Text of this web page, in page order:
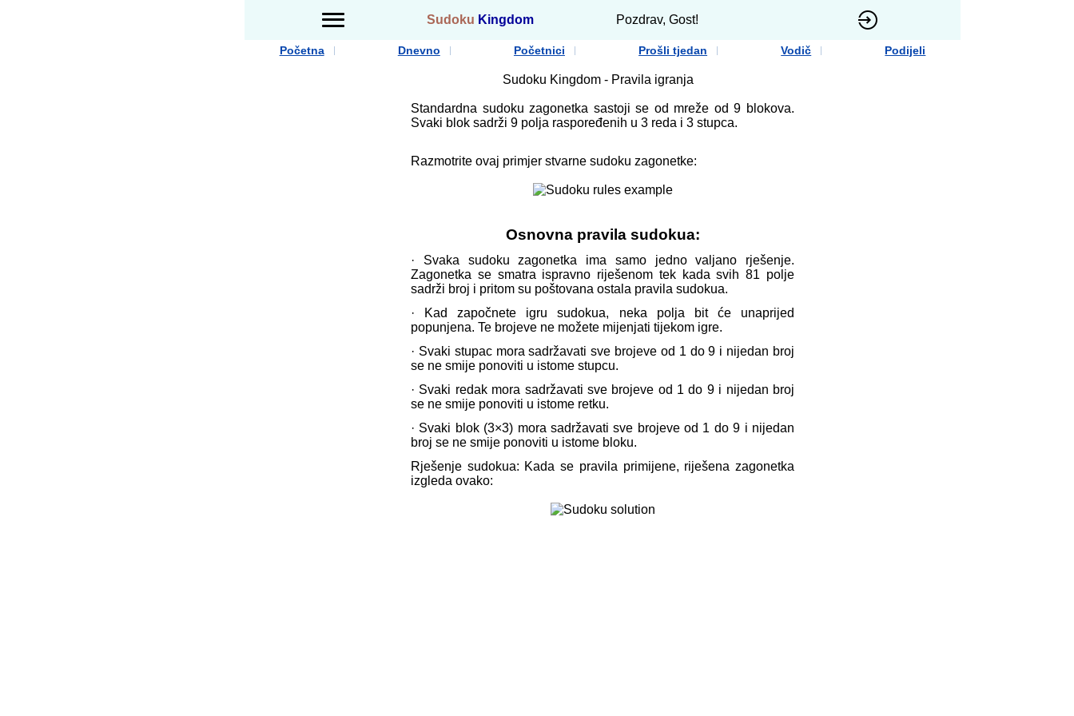
Sudoku Kingdom Pozdrav, Gost!
Početna Dnevno Početnici Prošli tjedan Vodič Podijeli
Sudoku Kingdom - Pravila igranja
Standardna sudoku zagonetka sastoji se od mreže od 9 blokova.
Svaki blok sadrži 9 polja raspoređenih u 3 reda i 3 stupca.
Razmotrite ovaj primjer stvarne sudoku zagonetke:
Osnovna pravila sudokua:
· Svaka sudoku zagonetka ima samo jedno valjano rješenje.
Zagonetka se smatra ispravno riješenom tek kada svih 81 polje
sadrži broj i pritom su poštovana ostala pravila sudokua.
· Kad započnete igru sudokua, neka polja bit će unaprijed
popunjena. Te brojeve ne možete mijenjati tijekom igre.
· Svaki stupac mora sadržavati sve brojeve od 1 do 9 i nijedan broj
se ne smije ponoviti u istome stupcu.
· Svaki redak mora sadržavati sve brojeve od 1 do 9 i nijedan broj
se ne smije ponoviti u istome retku.
· Svaki blok (3×3) mora sadržavati sve brojeve od 1 do 9 i nijedan
broj se ne smije ponoviti u istome bloku.
Rješenje sudokua: Kada se pravila primijene, riješena zagonetka
izgleda ovako: